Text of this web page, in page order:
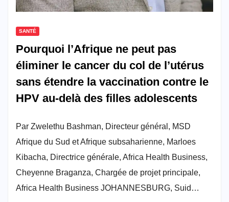
SANTÉ
Pourquoi l’Afrique ne peut pas
éliminer le cancer du col de l’utérus
sans étendre la vaccination contre le
HPV au-delà des filles adolescents
Par Zwelethu Bashman, Directeur général, MSD
Afrique du Sud et Afrique subsaharienne, Marloes
Kibacha, Directrice générale, Africa Health Business,
Cheyenne Braganza, Chargée de projet principale,
Africa Health Business JOHANNESBURG, Suid…